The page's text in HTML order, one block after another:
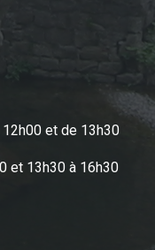
12h00 et de 13h30
et 13h30 à 16h30